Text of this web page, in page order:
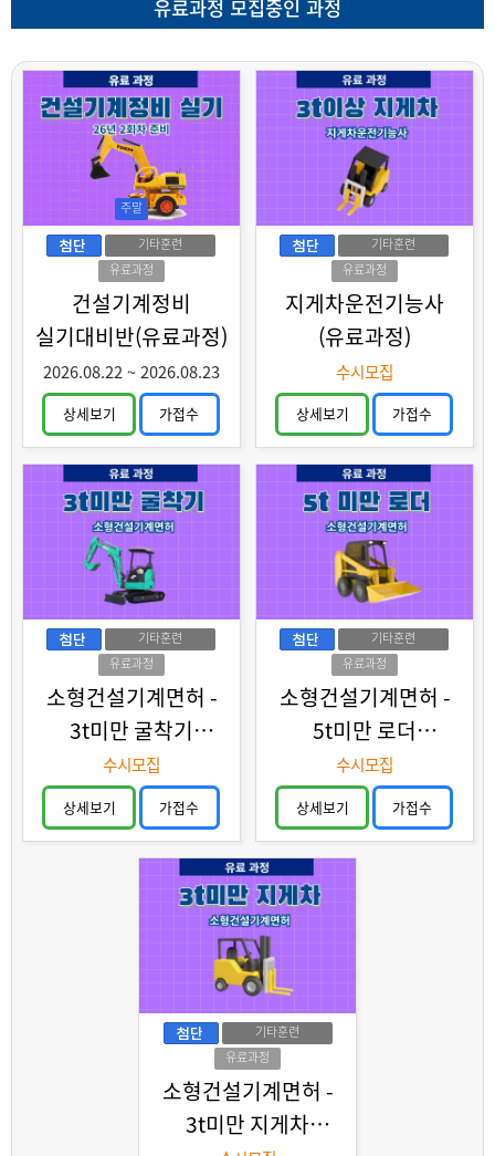
유료과정 모집중인 과정
주말
기타훈련
유료과정
건설기계정비
실기대비반(유료과정)
2026.08.22~2026.08.23
상세보기 가접수
기타훈련
유료과정
지게차운전기능사
(유료과정)
수시모집
상세보기 가접수
기타훈련
유료과정
소형건설기계면허 -
3t미만 굴착기
(유료과정)
수시모집
상세보기 가접수
기타훈련
유료과정
소형건설기계면허 -
5t미만 로더
(유료과정)
수시모집
상세보기 가접수
기타훈련
유료과정
소형건설기계면허 -
3t미만 지게차